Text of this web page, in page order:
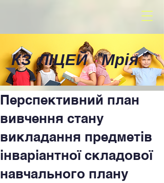
КЗ ЛІЦЕЙ"Мрія"
Перспективний план
вивчення стану
викладання предметів
інваріантної складової
навчального плану